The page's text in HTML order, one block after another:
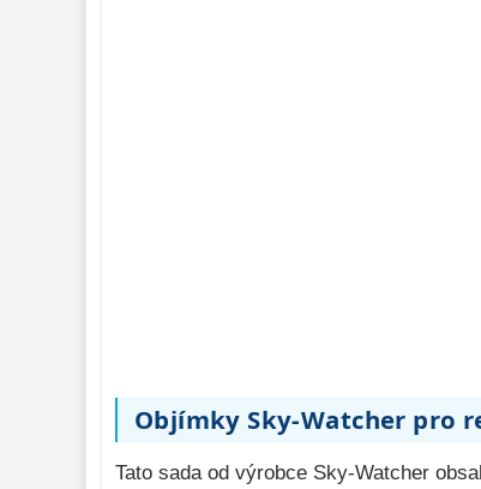
mikroskopů
16
Meteostanice 52
Objímky Sky-Watcher pro
Tato sada od výrobce Sky-Watcher